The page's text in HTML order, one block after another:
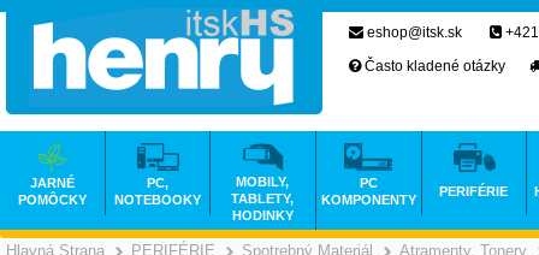
Hlavná Strana PERIFÉRIE Spotrebný Materiál Atramenty, Tonery
eshop@itsk.sk
Často kladené otázky
JARNÉ
POMÔCKY
PC,
NOTEBOOKY
MOBILY,
TABLETY,
HODINKY
PC
KOMPONENTY
PERIFÉRIE